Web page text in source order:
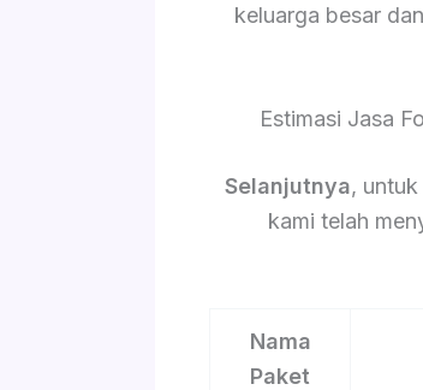
keluarga besar
Estimasi Jasa
Selanjutnya,
kami telah
Nama
Paket